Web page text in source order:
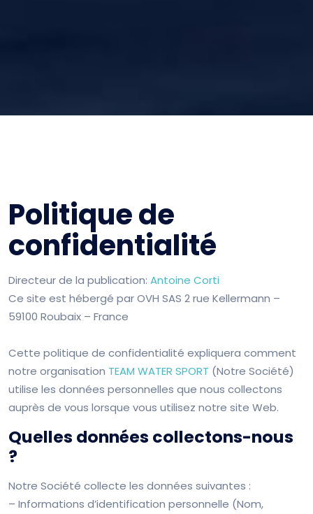
Politique de
confidentialité
Directeur de la publication: Antoine Corti
Ce site est hébergé par OVH SAS 2 rue Kellermann –
59100 Roubaix – France
Cette politique de confidentialité expliquera comment
notre organisation TEAM WATER SPORT (Notre Société)
utilise les données personnelles que nous collectons
auprès de vous lorsque vous utilisez notre site Web.
Quelles données collectons-nous
?
Notre Société collecte les données suivantes :
– Informations d’identification personnelle (Nom,